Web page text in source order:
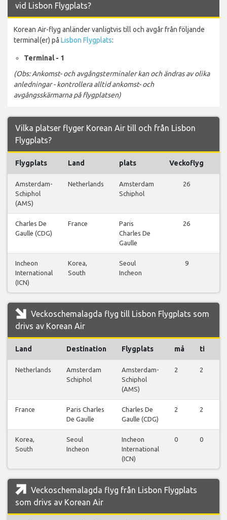
vid Lisbon Flygplats?
Korean Air-flyg anländer vanligtvis till och avgår från följande
terminal(er) på Lisbon Flygplats:
Terminal - 1
(Obs: Ankomst- och avgångsterminaler kan och ändras av olika
anledningar - kontrollera alltid ankomst- och
avgångsskärmarna på flygplatsen)
Vilka platser flyger Korean Air till och från Lisbon
Flygplats?
Flygplats Land plats Veckoflyg
Amsterdam-
Schiphol
(AMS)
Netherlands
Amsterdam
Schiphol
26
Charles De
Gaulle (CDG)
France
Paris
Charles De
Gaulle
26
Incheon
International
(ICN)
Korea,
South
Seoul
Incheon
9
Veckoschemalagda flyg till Lisbon Flygplats som
drivs av Korean Air
Land Destination Flygplats må ti
Netherlands
Amsterdam
Schiphol
Amsterdam-
Schiphol
(AMS)
2 2
France
Paris Charles
De Gaulle
Charles De
Gaulle (CDG)
2 2
Korea,
South
Seoul
Incheon
Incheon
International
(ICN)
0 0
Veckoschemalagda flyg från Lisbon Flygplats
som drivs av Korean Air